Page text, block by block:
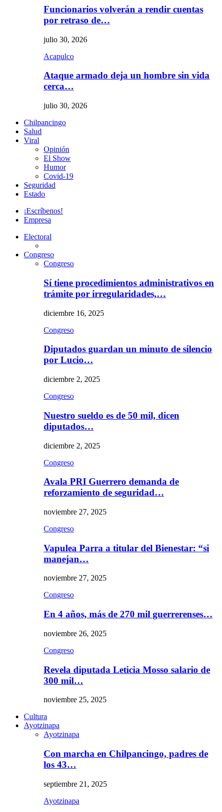
Funcionarios volverán a rendir cuentas
por retraso de…
julio 30, 2026
Acapulco
Ataque armado deja un hombre sin vida
cerca…
julio 30, 2026
Chilpancingo
Salud
Viral
Opinión
El Show
Humor
Covid-19
Seguridad
Estado
¡Escríbenos!
Empresa
Electoral
Congreso
Congreso
Sí tiene procedimientos administrativos en
trámite por irregularidades,…
diciembre 16, 2025
Congreso
Diputados guardan un minuto de silencio
por Lucio…
diciembre 2, 2025
Congreso
Nuestro sueldo es de 50 mil, dicen
diputados…
diciembre 2, 2025
Congreso
Avala PRI Guerrero demanda de
reforzamiento de seguridad…
noviembre 27, 2025
Congreso
Vapulea Parra a titular del Bienestar: “si
manejan…
noviembre 27, 2025
Congreso
En 4 años, más de 270 mil guerrerenses…
noviembre 26, 2025
Congreso
Revela diputada Leticia Mosso salario de
300 mil…
noviembre 25, 2025
Cultura
Ayotzinapa
Ayotzinapa
Con marcha en Chilpancingo, padres de
los 43…
septiembre 21, 2025
Ayotzinapa